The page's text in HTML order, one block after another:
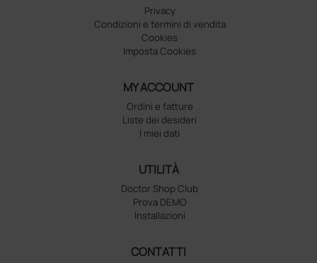
Privacy
Condizioni e termini di vendita
Cookies
Imposta Cookies
MY ACCOUNT
Ordini e fatture
Liste dei desideri
I miei dati
UTILITÀ
Doctor Shop Club
Prova DEMO
Installazioni
CONTATTI